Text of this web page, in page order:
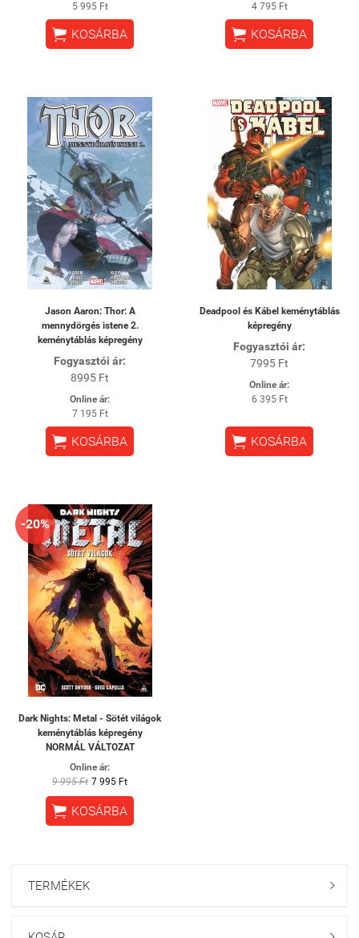
5 995 Ft
 KOSÁRBA
4 795 Ft
 KOSÁRBA
Jason Aaron: Thor: A
mennydörgés istene 2.
keménytáblás képregény
Fogyasztói ár:
8995 Ft
Online ár:
7 195 Ft
 KOSÁRBA
Deadpool és Kábel keménytáblás
képregény
Fogyasztói ár:
7995 Ft
Online ár:
6 395 Ft
 KOSÁRBA
-20%
Dark Nights: Metal - Sötét világok
keménytáblás képregény
NORMÁL VÁLTOZAT
Online ár:
9 995 Ft 7 995 Ft
 KOSÁRBA
TERMÉKEK 